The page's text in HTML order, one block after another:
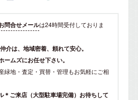
問合せメールは24時間受付しておりま
介は、地域密着、頼れて安心。
ームズにお任せ下さい。
緑地・査定・買替・管理もお気軽にご相
＊ご来店（大型駐車場完備）お待ちして